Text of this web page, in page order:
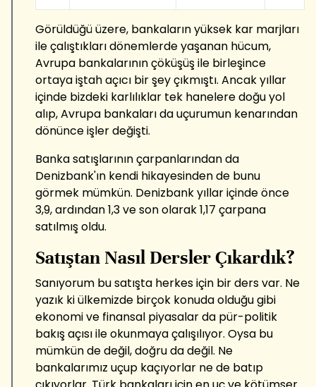
Görüldüğü üzere, bankaların yüksek kar marjları
ile çalıştıkları dönemlerde yaşanan hücum,
Avrupa bankalarının çöküşüş ile birleşince
ortaya iştah açıcı bir şey çıkmıştı. Ancak yıllar
içinde bizdeki karlılıklar tek hanelere doğu yol
alıp, Avrupa bankaları da uçurumun kenarından
dönünce işler değişti.
Banka satışlarının çarpanlarından da
Denizbank'ın kendi hikayesinden de bunu
görmek mümkün. Denizbank yıllar içinde önce
3,9, ardından 1,3 ve son olarak 1,17 çarpana
satılmış oldu.
Satıştan Nasıl Dersler Çıkardık?
Sanıyorum bu satışta herkes için bir ders var. Ne
yazık ki ülkemizde birçok konuda olduğu gibi
ekonomi ve finansal piyasalar da pür-politik
bakış açısı ile okunmaya çalışılıyor. Oysa bu
mümkün de değil, doğru da değil. Ne
bankalarımız uçup kaçıyorlar ne de batıp